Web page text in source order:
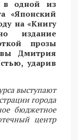
в одной из
«Японский
на «Книгу
издание
прозы
Дмитрия
ударив
выступают
города
бюджетное
центр